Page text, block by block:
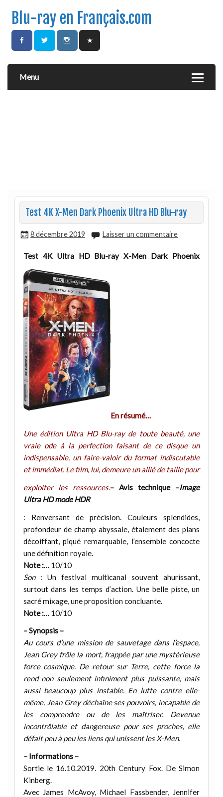
Blu-ray en Français.com
Menu
Test 4K X-Men Dark Phoenix Ultra HD Blu-ray
8 décembre 2019 Laisser un commentaire
Test 4K Ultra HD Blu-ray X-Men Dark Phoenix
En résumé…
Une édition Ultra HD Blu-ray de toute beauté, une
vraie ode à la perfection faisant de ce disque un
indispensable, un faire-valoir du format indiscutable
et immédiat. Le film, lui, demeure un allié de taille pour
exploiter les ressources.– Avis technique –Image
Ultra HD mode HDR
: Renversant de précision. Couleurs splendides,
profondeur de champ abyssale, étalement des plans
décoiffant, piqué remarquable, l’ensemble concocte
une définition royale.
Note :… 10/10
Son: Un festival multicanal souvent ahurissant,
surtout dans les temps d’action. Une belle piste, un
sacré mixage, une proposition concluante.
Note :… 10/10
– Synopsis –
Au cours d’une mission de sauvetage dans l’espace,
Jean Grey frôle la mort, frappée par une mystérieuse
force cosmique. De retour sur Terre, cette force la
rend non seulement infiniment plus puissante, mais
aussi beaucoup plus instable. En lutte contre elle-
même, Jean Grey déchaîne ses pouvoirs, incapable de
les comprendre ou de les maîtriser. Devenue
incontrôlable et dangereuse pour ses proches, elle
défait peu à peu les liens qui unissent les X-Men.
– Informations –
Sortie le 16.10.2019. 20th Century Fox. De Simon
Kinberg.
Avec James McAvoy, Michael Fassbender, Jennifer